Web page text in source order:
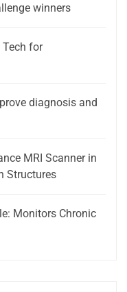
winners
for
diagnosis and
MRI Scanner in
Structures
Monitors Chronic